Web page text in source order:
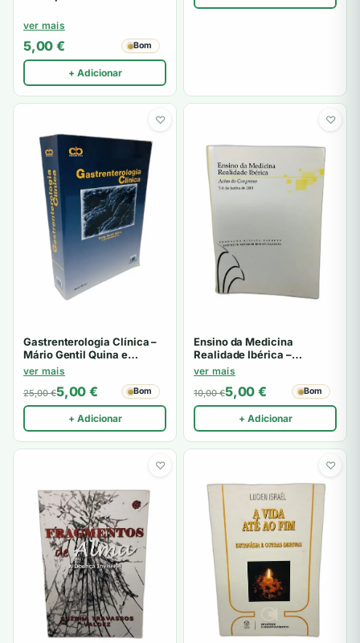
ver mais
5,00 € Bom
+ Adicionar
♡
Gastrenterologia Clínica –
Mário Gentil Quina e
Colaboradores
ver mais
25,00€5,00 € Bom
+ Adicionar
♡
Ensino da Medicina
Realidade Ibérica –
Fundação Bissaya Barreto
ver mais
10,00€5,00 € Bom
+ Adicionar
♡ ♡